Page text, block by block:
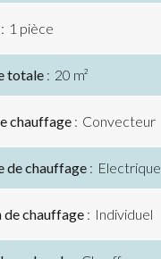
1 pièce
totale 20 m²
chauffage Convecteur
de chauffage Electrique
de chauffage Individuel